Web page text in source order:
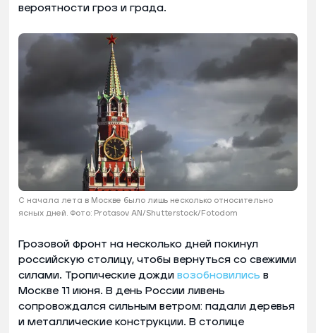
вероятности гроз и града.
С начала лета в Москве было лишь несколько относительно
ясных дней. Фото: Protasov AN/Shutterstock/Fotodom
Грозовой фронт на несколько дней покинул
российскую столицу, чтобы вернуться со свежими
силами. Тропические дожди возобновились в
Москве 11 июня. В день России ливень
сопровождался сильным ветром: падали деревья
и металлические конструкции. В столице